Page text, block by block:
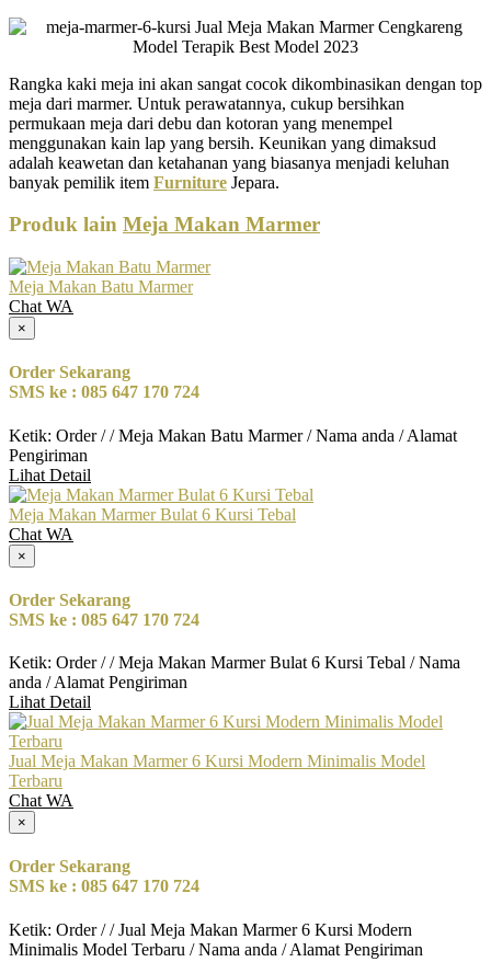
Rangka kaki meja ini akan sangat cocok dikombinasikan dengan top
meja dari marmer. Untuk perawatannya, cukup bersihkan
permukaan meja dari debu dan kotoran yang menempel
menggunakan kain lap yang bersih. Keunikan yang dimaksud
adalah keawetan dan ketahanan yang biasanya menjadi keluhan
banyak pemilik item Furniture Jepara.
Produk lain Meja Makan Marmer
Meja Makan Batu Marmer
Chat WA
×
Order Sekarang
SMS ke : 085 647 170 724
Ketik: Order / / Meja Makan Batu Marmer / Nama anda / Alamat
Pengiriman
Lihat Detail
Meja Makan Marmer Bulat 6 Kursi Tebal
Chat WA
×
Order Sekarang
SMS ke : 085 647 170 724
Ketik: Order / / Meja Makan Marmer Bulat 6 Kursi Tebal / Nama
anda / Alamat Pengiriman
Lihat Detail
Jual Meja Makan Marmer 6 Kursi Modern Minimalis Model
Terbaru
Chat WA
×
Order Sekarang
SMS ke : 085 647 170 724
Ketik: Order / / Jual Meja Makan Marmer 6 Kursi Modern
Minimalis Model Terbaru / Nama anda / Alamat Pengiriman